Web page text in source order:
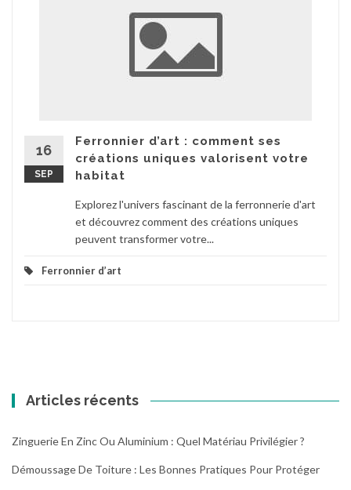
16
SEP
Ferronnier d’art : comment ses
créations uniques valorisent votre
habitat
Explorez l'univers fascinant de la ferronnerie d'art
et découvrez comment des créations uniques
peuvent transformer votre...
Ferronnier d’art
Articles récents
Zinguerie En Zinc Ou Aluminium : Quel Matériau Privilégier ?
Démoussage De Toiture : Les Bonnes Pratiques Pour Protéger